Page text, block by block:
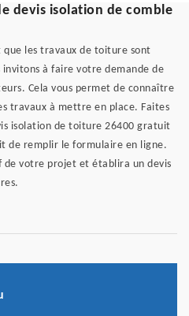
devis isolation de comble
que les travaux de toiture sont
invitons à faire votre demande de
Cela vous permet de connaître
travaux à mettre en place. Faites
isolation de toiture 26400 gratuit
de remplir le formulaire en ligne.
votre projet et établira un devis